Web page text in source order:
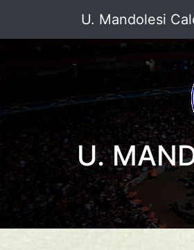
U. Mandolesi
U.